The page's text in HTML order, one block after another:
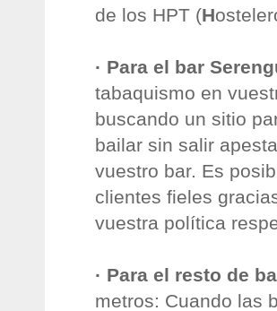
de los HPT (H
· Para el bar
tabaquismo en
buscando un sitio
bailar sin salir
vuestro bar. Es
clientes fieles
vuestra política
· Para el resto de
metros: Cuando las